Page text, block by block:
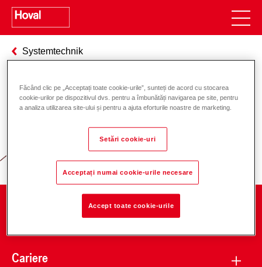
Systemtechnik
Responsabilitate pentru energie și
mediu
Cariere
Făcând clic pe „Acceptați toate cookie-urile”, sunteți de acord cu stocarea
cookie-urilor pe dispozitivul dvs. pentru a îmbunătăți navigarea pe site, pentru
a analiza utilizarea site-ului și pentru a ajuta eforturile noastre de marketing.
Setări cookie-uri
Acceptați numai cookie-urile necesare
Accept toate cookie-urile